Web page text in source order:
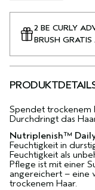
2 BE CURLY
BRUSH
Spendet trockenem
Durchdringt das
Nutriplenish™
Feuchtigkeit in
Feuchtigkeit als
Pflege ist mit einer
angereichert – eine
trockenem Haar.